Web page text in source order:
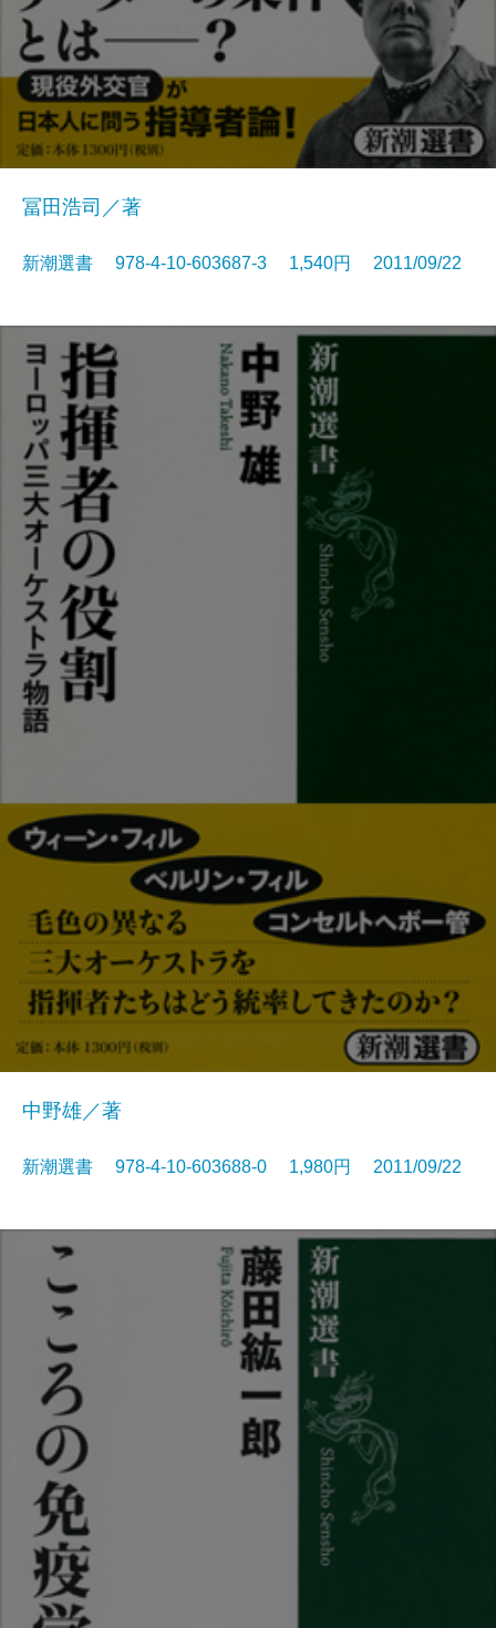
冨田浩司／著
新潮選書 978-4-10-603687-3 1,540円 2011/09/22
中野雄／著
新潮選書 978-4-10-603688-0 1,980円 2011/09/22